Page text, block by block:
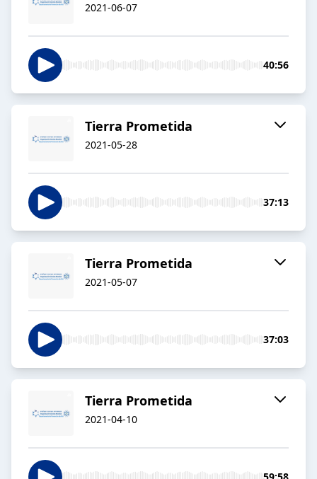
2021-06-07
40:56
Tierra Prometida
2021-05-28
37:13
Tierra Prometida
2021-05-07
37:03
Tierra Prometida
2021-04-10